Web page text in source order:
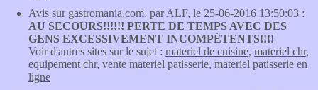
Avis sur gastromania.com, par ALF, le 25-06-2016 13:50:03 :
AU SECOURS!!!!!! PERTE DE TEMPS AVEC DES
GENS EXCESSIVEMENT INCOMPÉTENTS!!!!
Voir d'autres sites sur le sujet : materiel de cuisine, materiel chr,
equipement chr, vente materiel patisserie, materiel patisserie en
ligne